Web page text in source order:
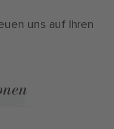
uns auf Ihren